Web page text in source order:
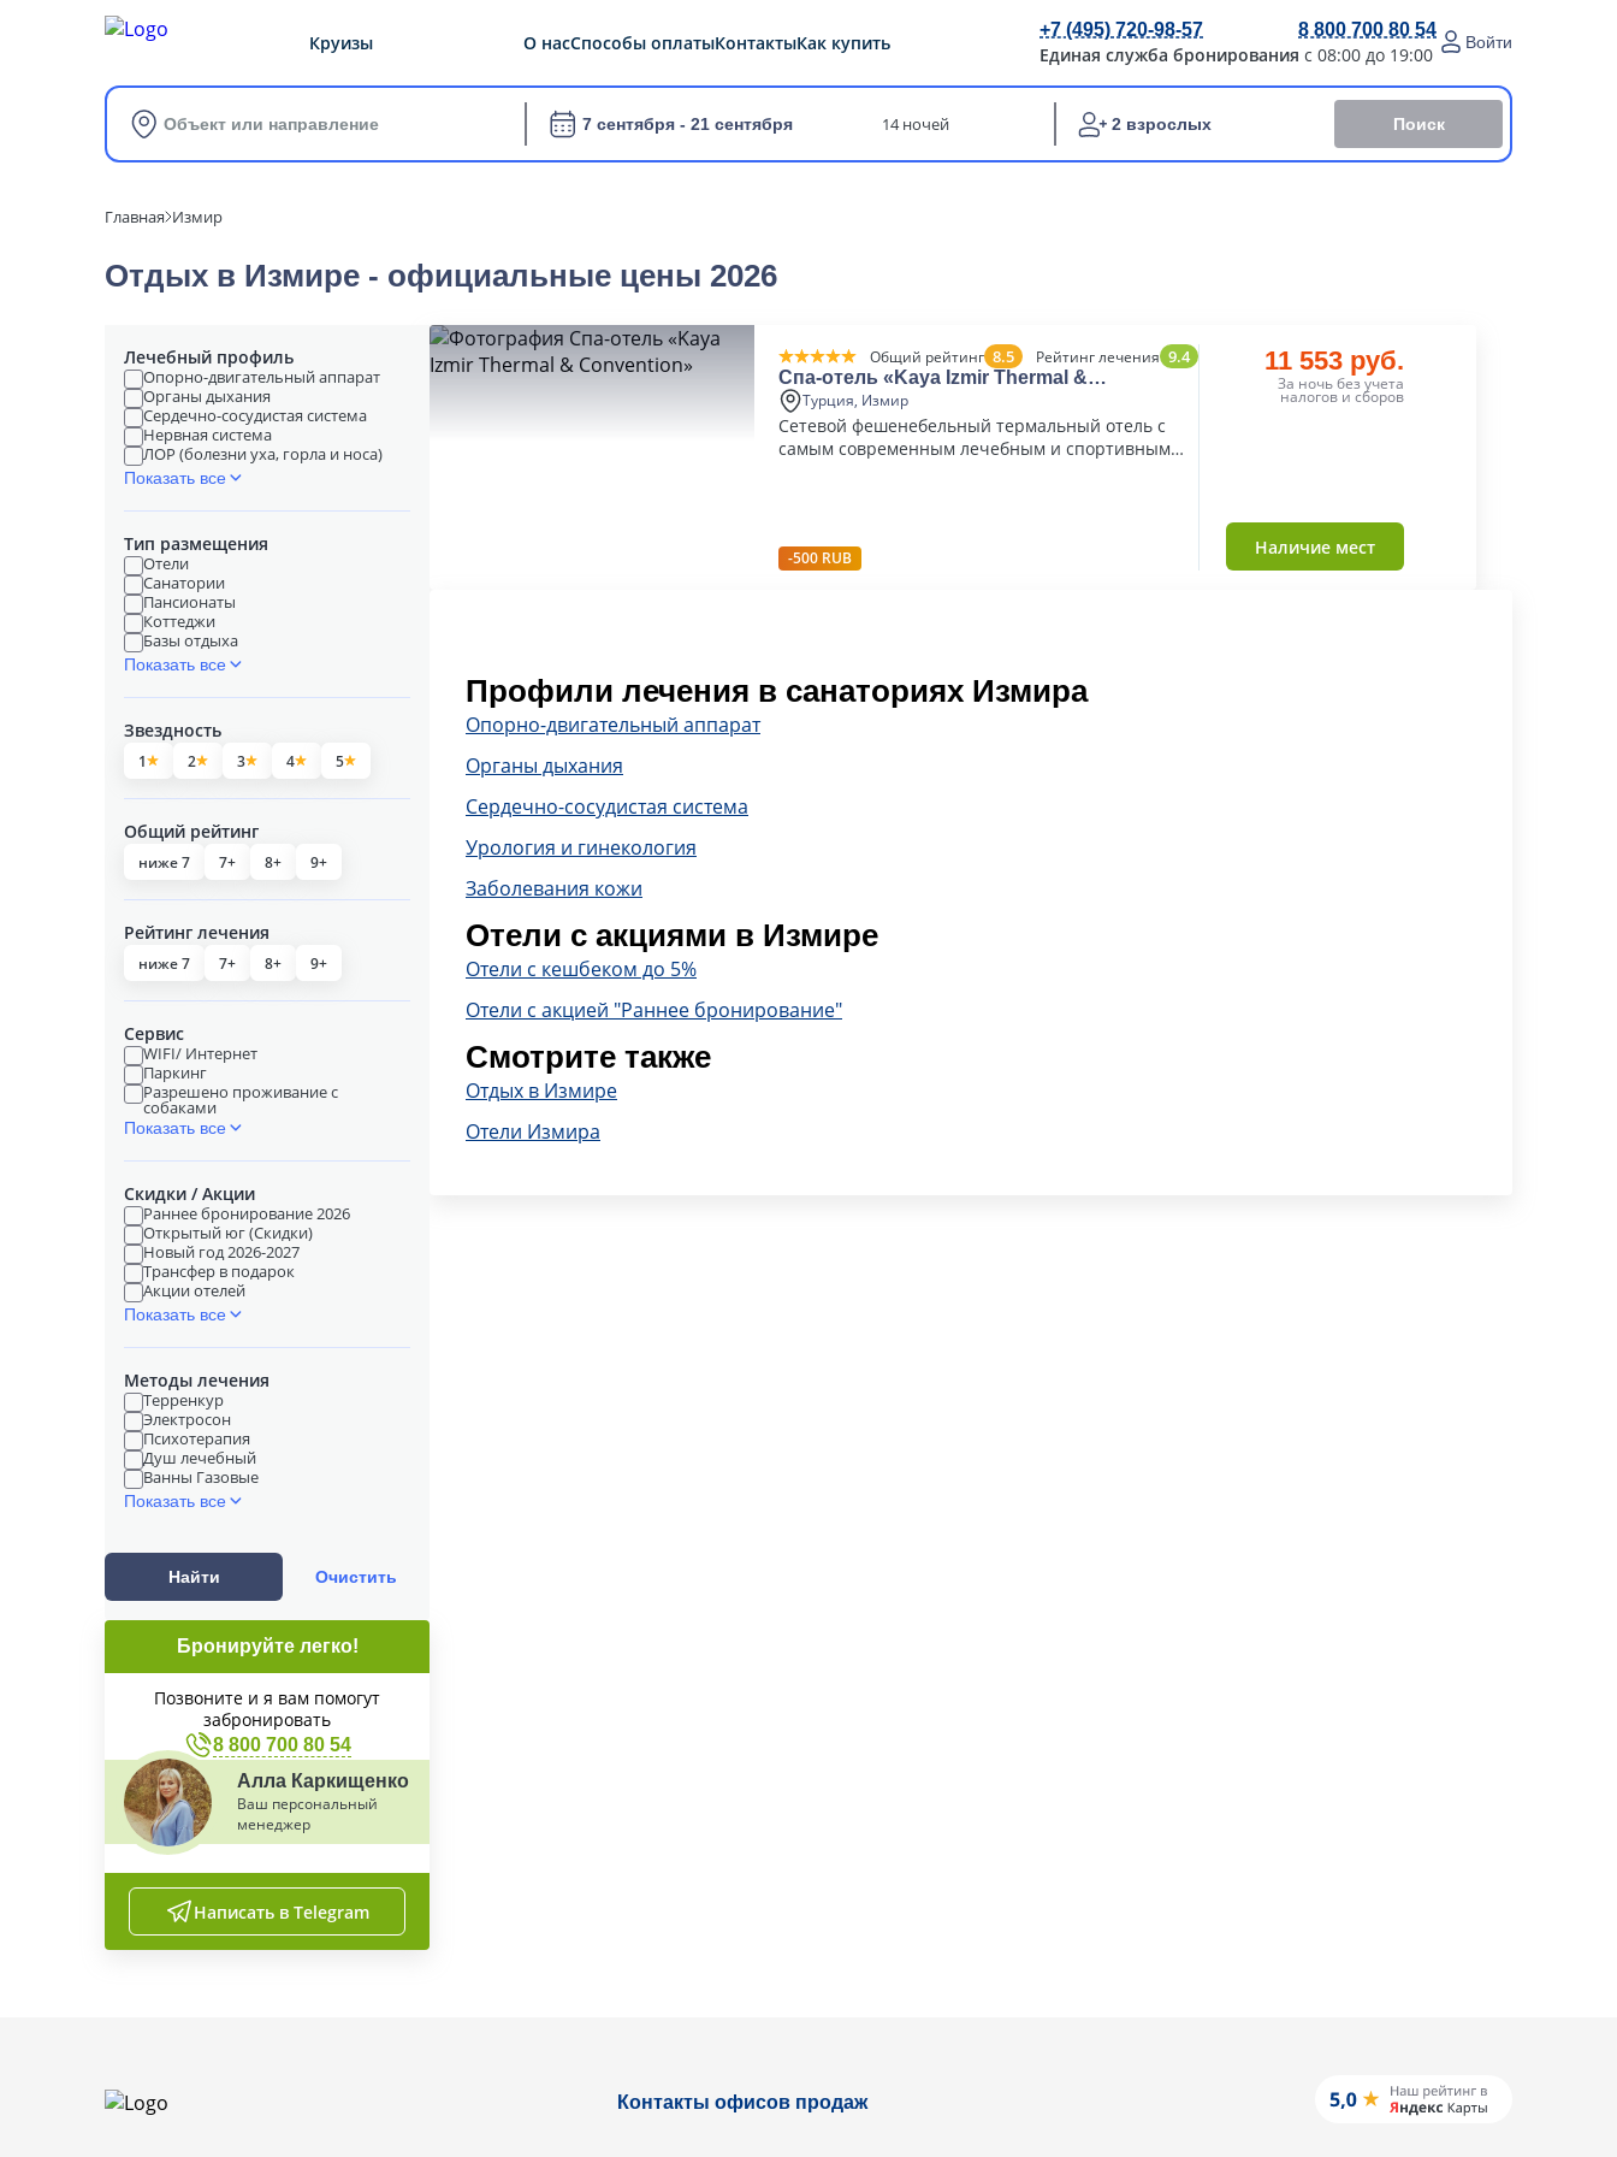
Круизы О насСпособы оплатыКонтактыКак купить
+7 (495) 720-98-57 8 800 700 80 54
Единая служба бронирования с 08:00 до 19:00
Войти
Объект или направление 7 сентября - 21 сентября 14 ночей 2 взрослых Поиск
Главная Измир
Отдых в Измире - официальные цены 2026
Лечебный профиль
Опорно-двигательный аппарат
Органы дыхания
Сердечно-сосудистая система
Нервная система
ЛОР (болезни уха, горла и носа)
Показать все
Тип размещения
Отели
Санатории
Пансионаты
Коттеджи
Базы отдыха
Показать все
Звездность
1 2 3 4 5
Общий рейтинг
ниже 7 7+ 8+ 9+
Рейтинг лечения
ниже 7 7+ 8+ 9+
Сервис
WIFI/ Интернет
Паркинг
Разрешено проживание с
собаками
Показать все
Скидки / Акции
Раннее бронирование 2026
Открытый юг (Скидки)
Новый год 2026-2027
Трансфер в подарок
Акции отелей
Показать все
Методы лечения
Терренкур
Электросон
Психотерапия
Душ лечебный
Ванны Газовые
Показать все
Найти Очистить
Бронируйте легко!
Позвоните и я вам помогут
забронировать
8 800 700 80 54
Алла Каркищенко
Ваш персональный
менеджер
Написать в Telegram
Общий рейтинг 8.5 Рейтинг лечения 9.4
Спа-отель «Kaya Izmir Thermal &
Convention»
Турция, Измир
Сетевой фешенебельный термальный отель с
самым современным лечебным и спортивным
-500 RUB
11 553 руб.
За ночь без учета
налогов и сборов
Наличие мест
Профили лечения в санаториях Измира
Опорно-двигательный аппарат
Органы дыхания
Сердечно-сосудистая система
Урология и гинекология
Заболевания кожи
Отели с акциями в Измире
Отели с кешбеком до 5%
Отели с акцией "Раннее бронирование"
Смотрите также
Отдых в Измире
Отели Измира
Контакты офисов продаж